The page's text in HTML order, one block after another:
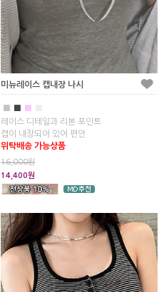
미뉴레이스 캡내장 나시
■
레이스 디테일과 리본 포인트
캡이 내장되어 있어 편안
위탁배송 가능상품
16,000원
14,400원